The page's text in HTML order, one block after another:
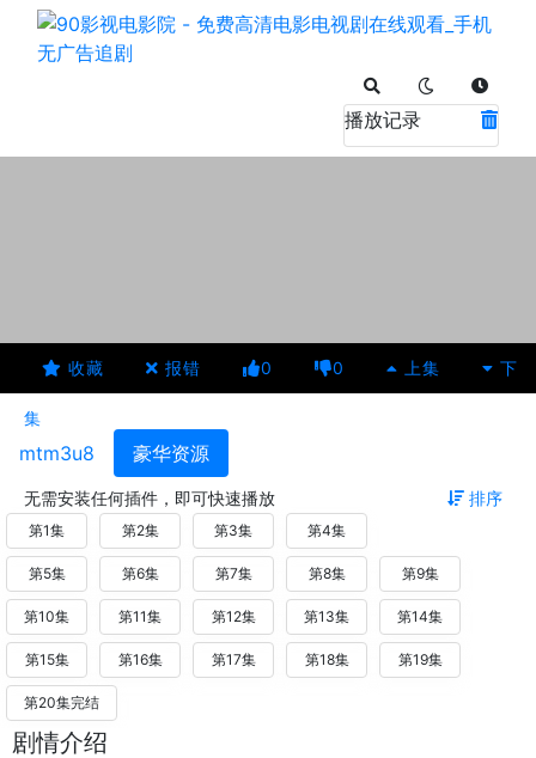
播放记录
收藏 报错 0 0 上集 下
集
mtm3u8 豪华资源
无需安装任何插件，即可快速播放 排序
第1集 第2集 第3集 第4集
第5集 第6集 第7集 第8集 第9集
第10集 第11集 第12集 第13集 第14集
第15集 第16集 第17集 第18集 第19集
第20集完结
剧情介绍